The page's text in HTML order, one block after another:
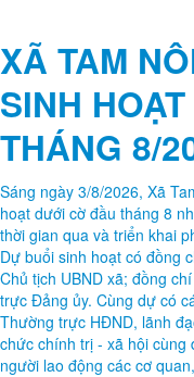
XÃ TAM
SINH
THÁNG 8/
Sáng ngày 3/8/2026, Xã
hoạt dưới cờ đầu tháng 8
thời gian qua và triển khai
Dự buổi sinh hoạt có đồng
Chủ tịch UBND xã; đồng
trực Đảng ủy. Cùng dự có
Thường trực HĐND, lãnh
chức chính trị - xã hội cùng
người lao động các cơ